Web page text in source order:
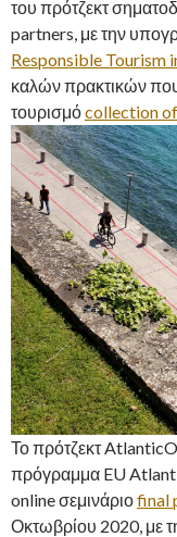
του πρότζεκτ
partners, με την
Responsible Tourism
καλών πρακτικών
τουρισμόcollection
Το πρότζεκτ
πρόγραμμα EU
online σεμινάριοfinal
Οκτωβρίου 2020, με